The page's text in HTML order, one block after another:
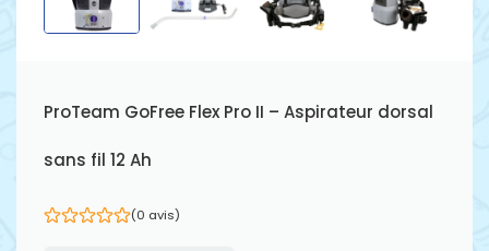
ProTeam GoFree Flex Pro II – Aspirateur dorsal
sans fil 12 Ah
(0 avis)